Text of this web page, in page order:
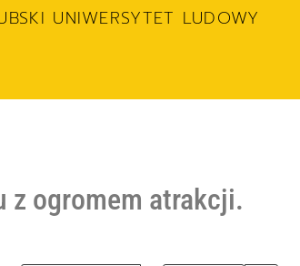
UNIWERSYTET LUDOWY
z ogromem atrakcji.